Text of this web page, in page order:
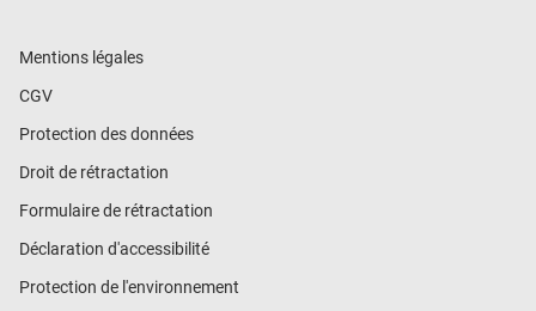
Mentions légales
CGV
Protection des données
Droit de rétractation
Formulaire de rétractation
Déclaration d'accessibilité
Protection de l'environnement